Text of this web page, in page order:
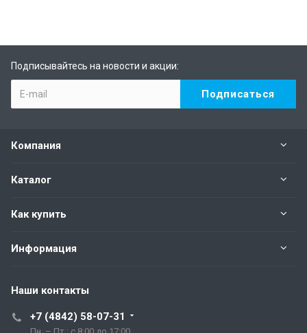
Подписывайтесь на новости и акции:
Компания
Каталог
Как купить
Информация
Наши контакты
+7 (4842) 58-07-31